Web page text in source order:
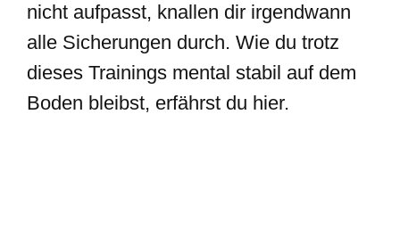
nicht aufpasst, knallen dir irgendwann
alle Sicherungen durch. Wie du trotz
dieses Trainings mental stabil auf dem
Boden bleibst, erfährst du hier.